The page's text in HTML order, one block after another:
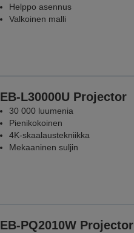
Helppo asennus
Valkoinen malli
EB-L30000U Projector
30 000 luumenia
Pienikokoinen
4K-skaalaustekniikka
Mekaaninen suljin
EB-PQ2010W Projector